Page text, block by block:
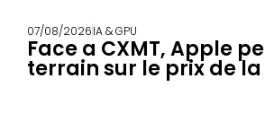
07/08/2026IA & GPU
Face a CXMT, Apple
terrain sur le prix de